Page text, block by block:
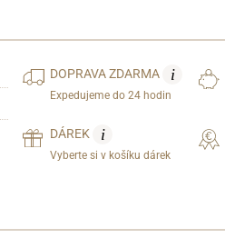
DOPRAVAZDARMA i
Expedujeme do 24 hodin
DÁREK i
Vyberte si v košíku dárek